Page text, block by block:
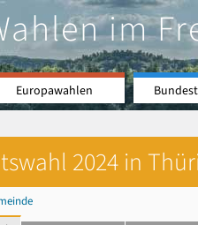
im
Europawahlen
2024 in